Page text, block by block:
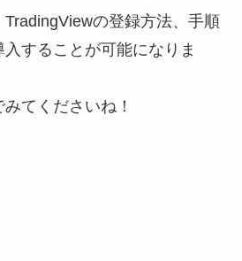
の登録方法、手順
することが可能になりま
てくださいね！